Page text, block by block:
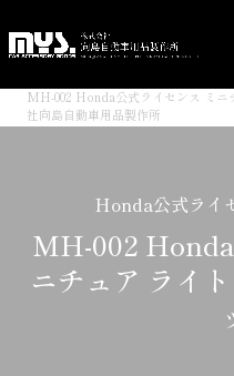
MH-002 Honda公式ライセンス ミニ
社向島自動車用品製作所
Honda公式ラ
MH-002
ニチュア ライ